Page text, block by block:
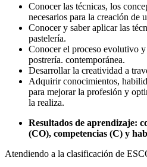
Conocer las técnicas, los
necesarios para la creación de
Conocer y saber aplicar las
pastelería.
Conocer el proceso evolutivo y
postrería. contemporánea.
Desarrollar la creatividad a
Adquirir conocimientos,
para mejorar la profesión y
la realiza.
Resultados de aprendizaje:
(CO), competencias (C) y
Atendiendo a la clasificación de